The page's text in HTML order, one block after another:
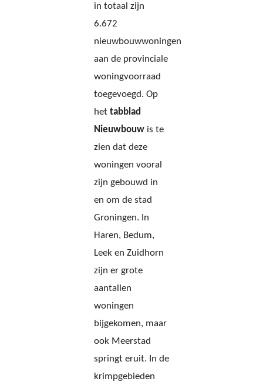
in totaal zijn
6.672
nieuwbouwwoningen
aan de provinciale
woningvoorraad
toegevoegd. Op
het tabblad
Nieuwbouw is te
zien dat deze
woningen vooral
zijn gebouwd in
en om de stad
Groningen. In
Haren, Bedum,
Leek en Zuidhorn
zijn er grote
aantallen
woningen
bijgekomen, maar
ook Meerstad
springt eruit. In de
krimpgebieden